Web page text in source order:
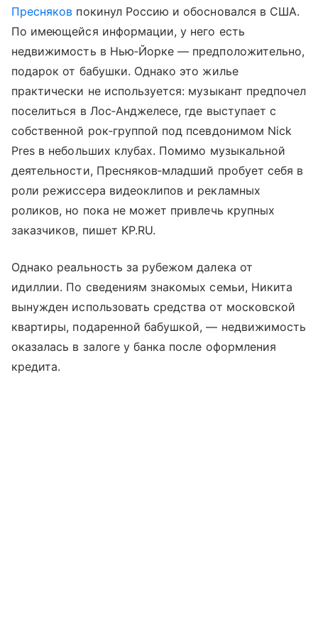
Пресняков покинул Россию и обосновался в США.
По имеющейся информации, у него есть
недвижимость в Нью‑Йорке — предположительно,
подарок от бабушки. Однако это жилье
практически не используется: музыкант предпочел
поселиться в Лос‑Анджелесе, где выступает с
собственной рок‑группой под псевдонимом Nick
Pres в небольших клубах. Помимо музыкальной
деятельности, Пресняков‑младший пробует себя в
роли режиссера видеоклипов и рекламных
роликов, но пока не может привлечь крупных
заказчиков, пишет KP.RU.
Однако реальность за рубежом далека от
идиллии. По сведениям знакомых семьи, Никита
вынужден использовать средства от московской
квартиры, подаренной бабушкой, — недвижимость
оказалась в залоге у банка после оформления
кредита.